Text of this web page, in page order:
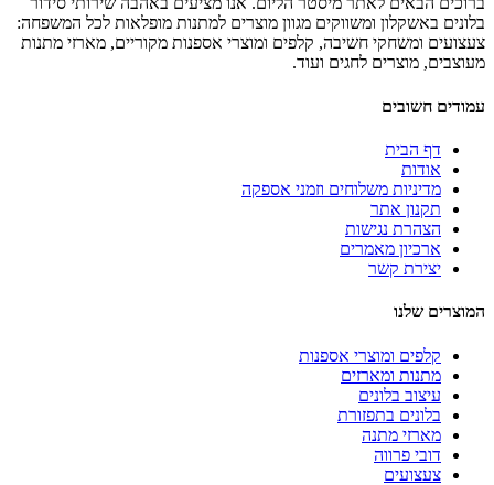
בלונים באשקלון ומשווקים מגוון מוצרים למתנות מופלאות לכל המשפחה:
צעצועים ומשחקי חשיבה, קלפים ומוצרי אספנות מקוריים, מארזי מתנות
מעוצבים, מוצרים לחגים ועוד.
עמודים חשובים
דף הבית
אודות
מדיניות משלוחים וזמני אספקה
תקנון אתר
הצהרת נגישות
ארכיון מאמרים
יצירת קשר
המוצרים שלנו
קלפים ומוצרי אספנות
מתנות ומארזים
עיצוב בלונים
בלונים בתפזורת
מארזי מתנה
דובי פרווה
צעצועים